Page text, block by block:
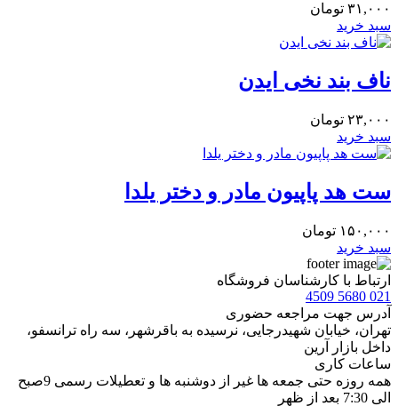
۳۱,۰۰۰ تومان
سبد خرید
ناف بند نخی ایدن
۲۳,۰۰۰ تومان
سبد خرید
ست هد پاپیون مادر و دختر یلدا
۱۵۰,۰۰۰ تومان
سبد خرید
ارتباط با کارشناسان فروشگاه
021 5680 4509
آدرس جهت مراجعه حضوری
تهران، خيابان شهيدرجايى، نرسیده به باقرشهر، سه راه ترانسفو،
داخل بازار آرین
ساعات کاری
همه روزه حتی جمعه ها غیر از دوشنبه ها و تعطیلات رسمی 9صبح
الی 7:30 بعد از ظهر